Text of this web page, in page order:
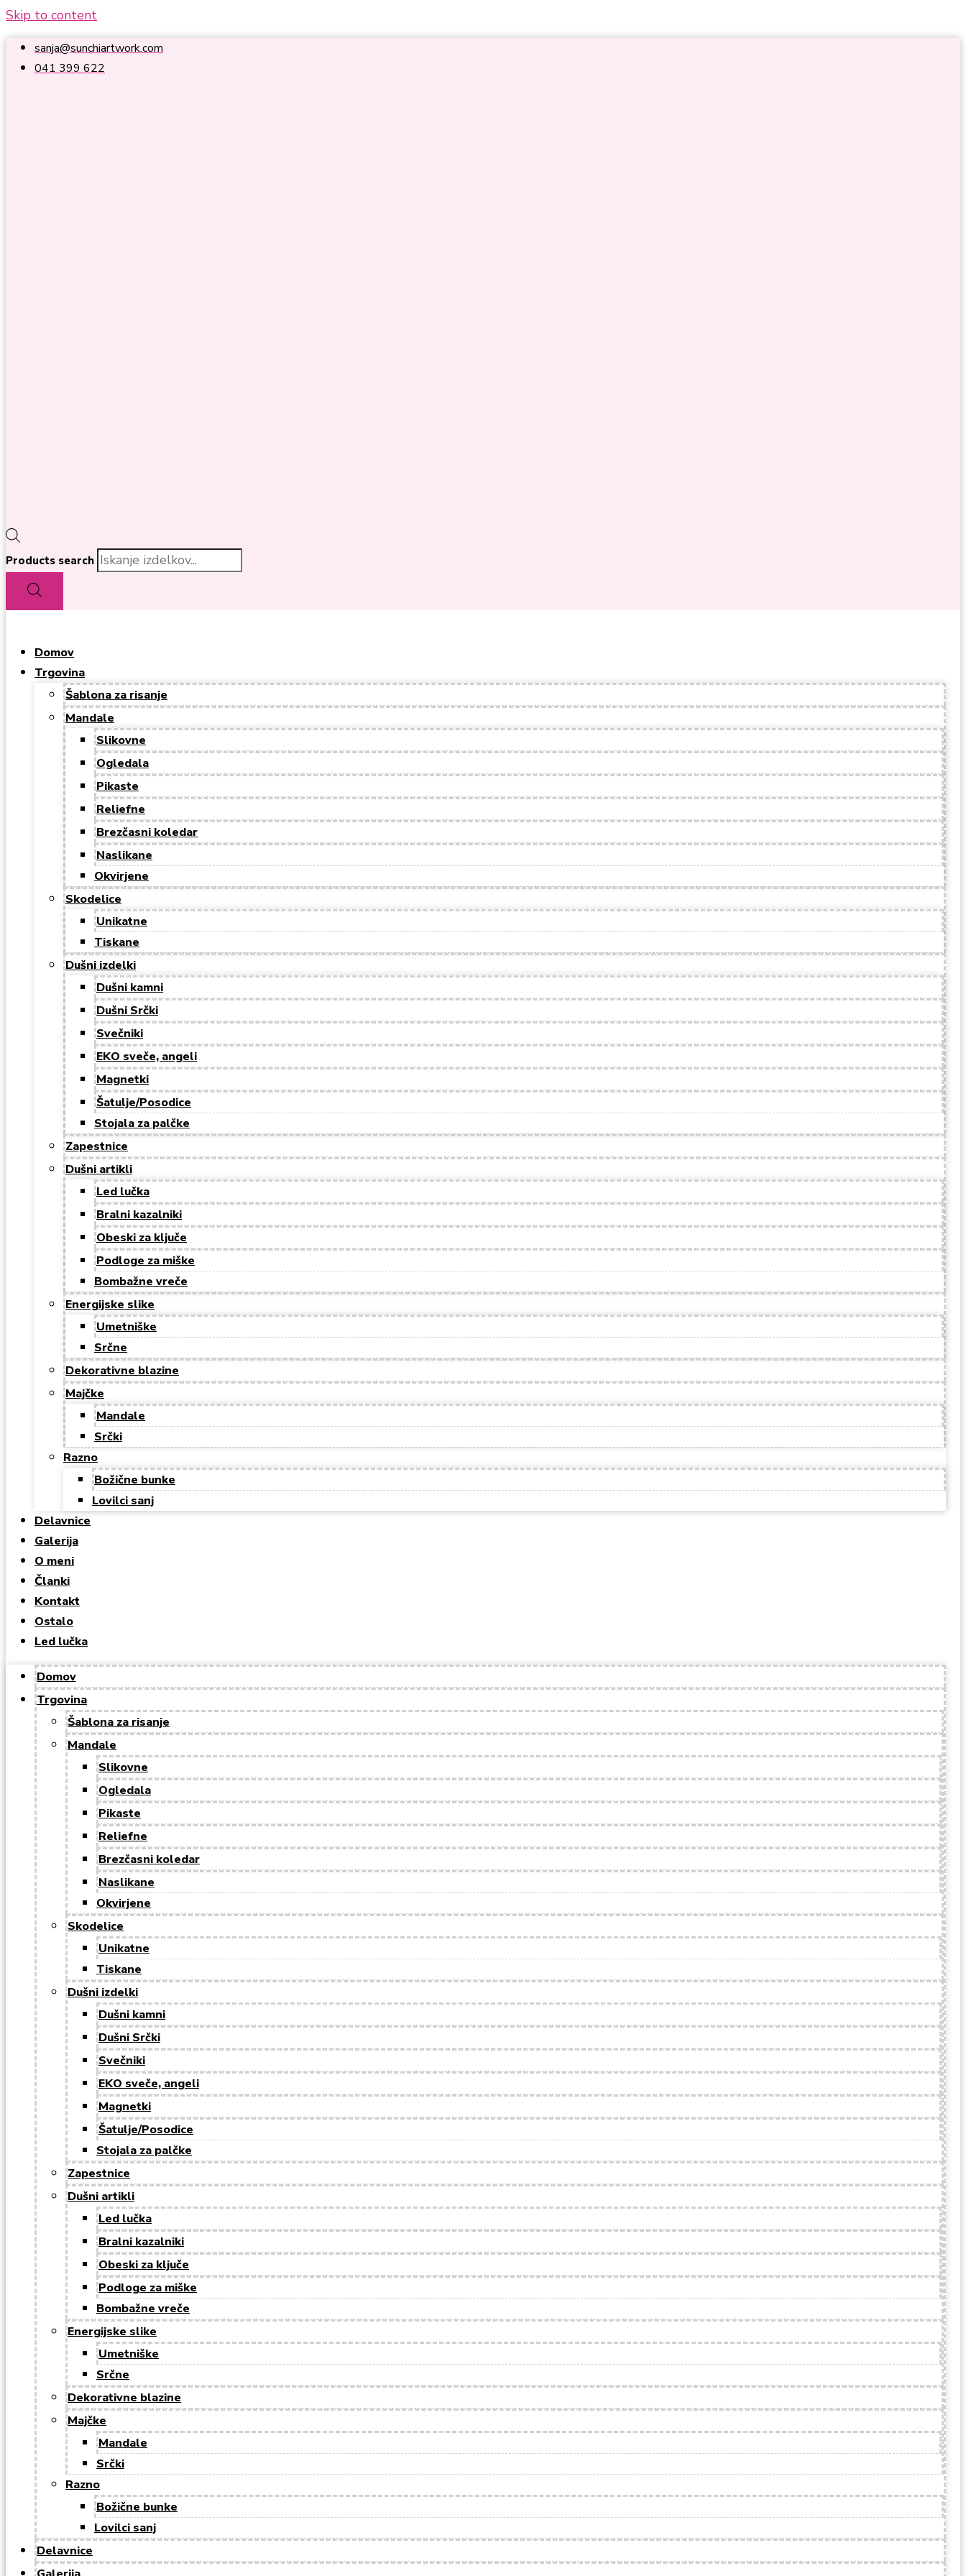
Skip to content
sanja@sunchiartwork.com
041 399 622
Products search
Domov
Trgovina
Šablona za risanje
Mandale
Slikovne
Ogledala
Pikaste
Reliefne
Brezčasni koledar
Naslikane
Okvirjene
Skodelice
Unikatne
Tiskane
Dušni izdelki
Dušni kamni
Dušni Srčki
Svečniki
EKO sveče, angeli
Magnetki
Šatulje/Posodice
Stojala za palčke
Zapestnice
Dušni artikli
Led lučka
Bralni kazalniki
Obeski za ključe
Podloge za miške
Bombažne vreče
Energijske slike
Umetniške
Srčne
Dekorativne blazine
Majčke
Mandale
Srčki
Razno
Božične bunke
Lovilci sanj
Delavnice
Galerija
O meni
Članki
Kontakt
Ostalo
Led lučka
Domov
Trgovina
Šablona za risanje
Mandale
Slikovne
Ogledala
Pikaste
Reliefne
Brezčasni koledar
Naslikane
Okvirjene
Skodelice
Unikatne
Tiskane
Dušni izdelki
Dušni kamni
Dušni Srčki
Svečniki
EKO sveče, angeli
Magnetki
Šatulje/Posodice
Stojala za palčke
Zapestnice
Dušni artikli
Led lučka
Bralni kazalniki
Obeski za ključe
Podloge za miške
Bombažne vreče
Energijske slike
Umetniške
Srčne
Dekorativne blazine
Majčke
Mandale
Srčki
Razno
Božične bunke
Lovilci sanj
Delavnice